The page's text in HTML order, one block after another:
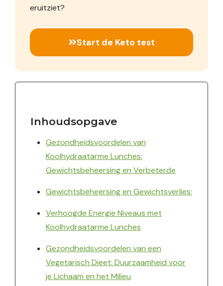
eruitziet?
Start de Keto test
Inhoudsopgave
Gezondheidsvoordelen van
Koolhydraatarme Lunches:
Gewichtsbeheersing en Verbeterde
Gewichtsbeheersing en Gewichtsverlies:
Verhoogde Energie Niveaus met
Koolhydraatarme Lunches
Gezondheidsvoordelen van een
Vegetarisch Dieet: Duurzaamheid voor
je Lichaam en het Milieu